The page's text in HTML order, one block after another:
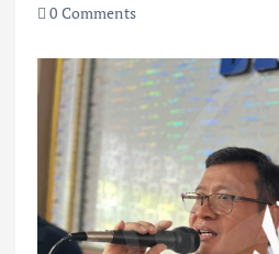
0 Comments